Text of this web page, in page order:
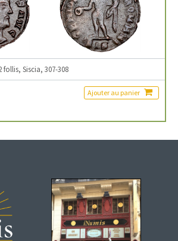
Siscia, 307-308
Ajouter au panier